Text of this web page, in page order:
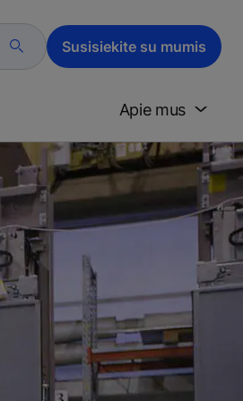
Susisiekite su mumis
Apie mus